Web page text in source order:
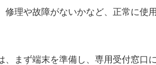
修理や故障がないかなど、正常に使
、まず端末を準備し、専用受付窓口